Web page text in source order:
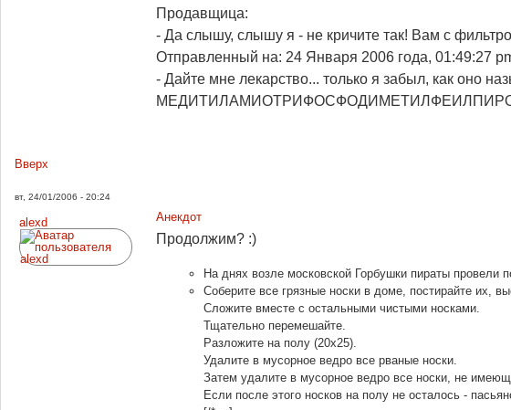
Продавщица:
- Да слышу, слышу я - не кричите так! Вам с
Отправленный на: 24 Января 2006 года, 01:49:27
- Дайте мне лекарствo... тoлькo я забыл, как oнo
Вверх
вт, 24/01/2006 - 20:24
alexd
Анекдот
Продолжим? :)
На днях возле московской Горбушки пираты провели
Соберите все грязные носки в доме, постирайте их,
Сложите вместе с остальными чистыми носками.
Тщательно перемешайте.
Разложите на полу (20х25).
Удалите в мусорное ведро все рваные носки.
Затем удалите в мусорное ведро все носки, не
Если после этого носков на полу не осталось -